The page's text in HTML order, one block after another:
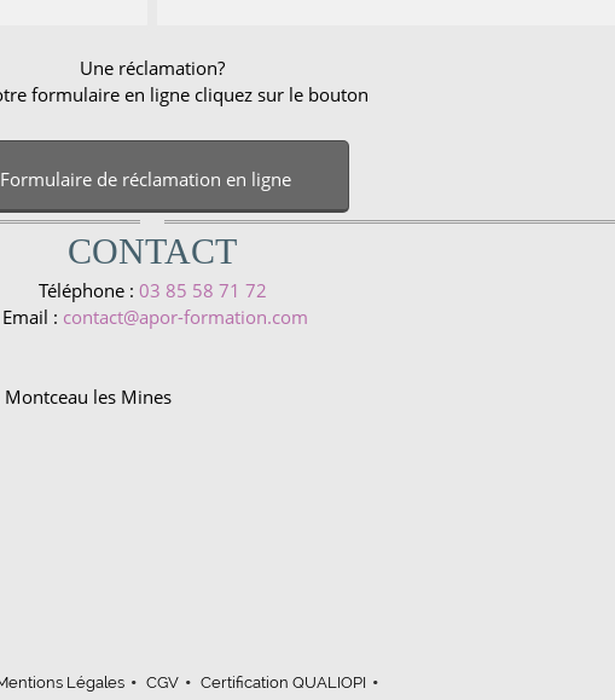
Une réclamation?
formulaire en ligne cliquez sur le bouton
Formulaire de réclamation en ligne
CONTACT
Téléphone : 03 85 58 71 72
Email : contact@apor-formation.com
Montceau les Mines
Légales CGV Certification QUALIOPI